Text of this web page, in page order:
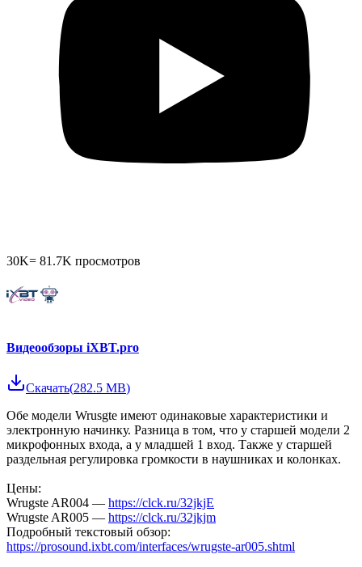
30K= 81.7K просмотров
Видеообзоры iXBT.pro
Скачать(282.5 MB)
Обе модели Wrusgte имеют одинаковые характеристики и
электронную начинку. Разница в том, что у старшей модели 2
микрофонных входа, а у младшей 1 вход. Также у старшей
раздельная регулировка громкости в наушниках и колонках.
Цены:
Wrugste AR004 — https://clck.ru/32jkjE
Wrugste AR005 — https://clck.ru/32jkjm
Подробный текстовый обзор:
https://prosound.ixbt.com/interfaces/wrugste-ar005.shtml